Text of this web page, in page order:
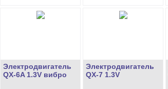
Электродвигатель
QX-6A 1.3V вибро
Электродвигатель
QX-7 1.3V